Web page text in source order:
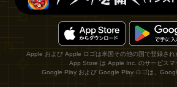
Apple および Apple ロゴは米国その他の国で登録され
App Store は Apple Inc. のサービスマ
Google Play および Google Play ロゴは、